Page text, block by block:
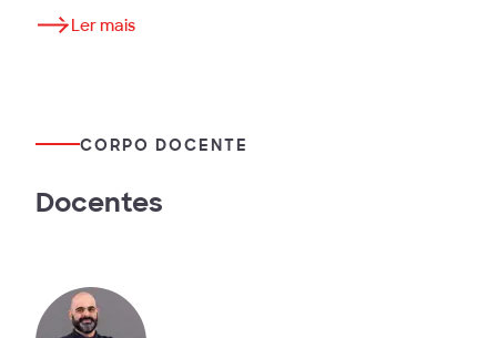
Ler mais
CORPO DOCENTE
Docentes